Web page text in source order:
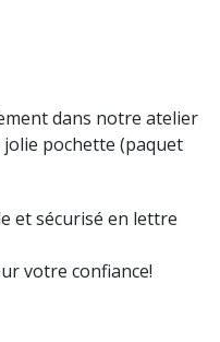
dans notre atelier
jolie pochette (paquet
et sécurisé en lettre
votre confiance!